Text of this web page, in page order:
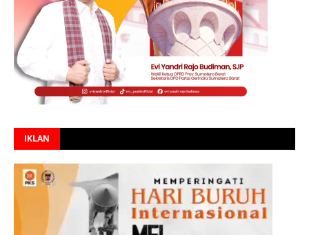
IKLAN